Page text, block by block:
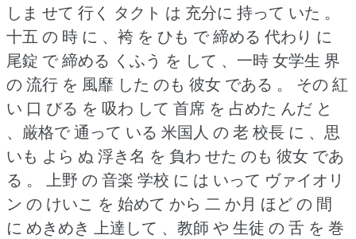
しま せて 行く タクト は 充分に 持って いた 。
十五 の 時 に 、袴 を ひも で 締める 代わり に
尾錠 で 締める くふう を して 、一時 女学生 界
の 流行 を 風靡 した のも 彼女 である 。
その 紅
い 口 びる を 吸わ して 首席 を 占めた んだ と
、厳格で 通って いる 米国人 の 老 校長 に 、思
いも よら ぬ 浮き名 を 負わ せた のも 彼女 であ
る 。
上野 の 音楽 学校 に は いって ヴァイオリ
ン の けいこ を 始めて から 二 か月 ほど の 間
に めきめき 上達して 、教師 や 生徒 の 舌 を 巻